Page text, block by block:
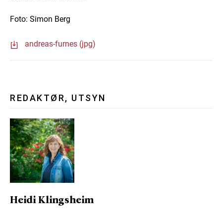
Foto: Simon Berg
andreas-furnes (jpg)
REDAKTØR, UTSYN
Heidi Klingsheim